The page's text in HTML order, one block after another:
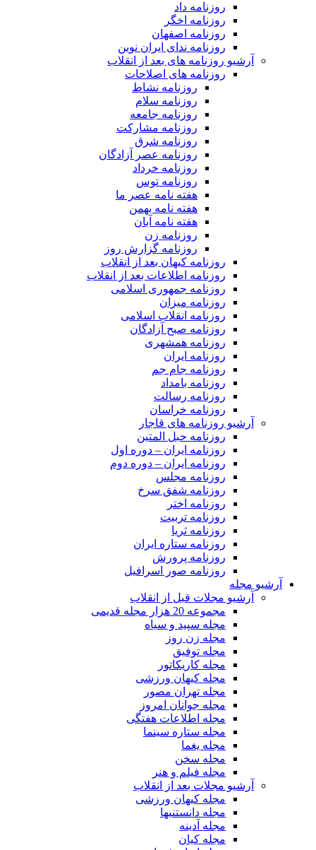
روزنامه داد
روزنامه اخگر
روزنامه اصفهان
روزنامه ندای ایران نوین
آرشیو روزنامه های بعد از انقلاب
روزنامه های اصلاحات
روزنامه نشاط
روزنامه سلام
روزنامه جامعه
روزنامه مشارکت
روزنامه شرق
روزنامه عصر آزادگان
روزنامه خرداد
روزنامه توس
هفته نامه عصر ما
هفته نامه بهمن
هفته نامه آبان
روزنامه زن
روزنامه گزارش روز
روزنامه کیهان بعد از انقلاب
روزنامه اطلاعات بعد از انقلاب
روزنامه جمهوری اسلامی
روزنامه میزان
روزنامه انقلاب اسلامی
روزنامه صبح آزادگان
روزنامه همشهری
روزنامه ایران
روزنامه جام جم
روزنامه بامداد
روزنامه رسالت
روزنامه خراسان
آرشیو روزنامه های قاجار
روزنامه حبل المتین
روزنامه ایران – دوره اول
روزنامه ایران – دوره دوم
روزنامه مجلس
روزنامه شفق سرخ
روزنامه اختر
روزنامه تربیت
روزنامه ثریا
روزنامه ستاره ایران
روزنامه پرورش
روزنامه صور اسرافیل
آرشیو مجله
آرشیو مجلات قبل از انقلاب
مجموعه 20 هزار مجله قدیمی
مجله سپید و سیاه
مجله زن روز
مجله توفیق
مجله کاریکاتور
مجله کیهان ورزشی
مجله تهران مصور
مجله جوانان امروز
مجله اطلاعات هفتگی
مجله ستاره سینما
مجله یغما
مجله سخن
مجله فیلم و هنر
آرشیو مجلات بعد از انقلاب
مجله کیهان ورزشی
مجله دانستنیها
مجله آدینه
مجله کیان